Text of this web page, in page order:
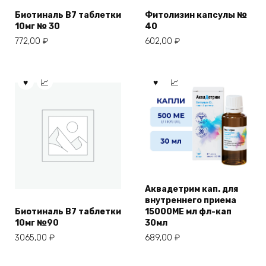
Биотиналь В7 таблетки
10мг № 30
772,00 ₽
Фитолизин капсулы №
40
602,00 ₽
Биотиналь В7 таблетки
10мг №90
3065,00 ₽
Аквадетрим кап. для
внутреннего приема
15000МЕ мл фл-кап
30мл
689,00 ₽